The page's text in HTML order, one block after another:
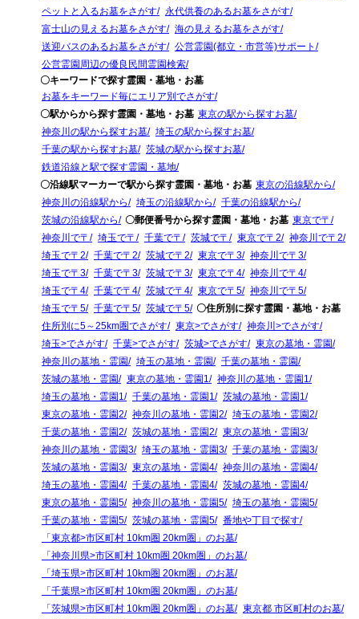
ペットと入るお墓をさがす
永代供養のあるお墓をさがす
富士山の見えるお墓をさがす
海の見えるお墓をさがす
送迎バスのあるお墓をさがす
公営霊園(都立・市営等)サポート
公営霊園周辺の優良民間霊園検索
〇キーワードで探す霊園・墓地・お墓
お墓をキーワード毎にエリア別でさがす
〇駅からから探す霊園・墓地・お墓 東京の駅から探すお墓
神奈川の駅から探すお墓
埼玉の駅から探すお墓
千葉の駅から探すお墓
茨城の駅から探すお墓
鉄道沿線と駅で探す霊園・墓地
〇沿線駅マーカーで駅から探す霊園・墓地・お墓 東京の沿線駅から
神奈川の沿線駅から
埼玉の沿線駅から
千葉の沿線駅から
茨城の沿線駅から
〇郵便番号から探す霊園・墓地・お墓 東京で〒
神奈川で〒
埼玉で〒 千葉で〒 茨城で〒 東京で〒2
神奈川で〒2
埼玉で〒2
千葉で〒2 茨城で〒2 東京で〒3
神奈川で〒3
埼玉で〒3
千葉で〒3 茨城で〒3 東京で〒4
神奈川で〒4
埼玉で〒4
千葉で〒4 茨城で〒4 東京で〒5
神奈川で〒5
埼玉で〒5
千葉で〒5 茨城で〒5
〇住所別に探す霊園・墓地・お墓
住所別に5～25km圏でさがす
東京>でさがす
神奈川>でさがす
埼玉>でさがす
千葉>でさがす 茨城>でさがす
東京の墓地・霊園
神奈川の墓地・霊園
埼玉の墓地・霊園
千葉の墓地・霊園
茨城の墓地・霊園
東京の墓地・霊園1
神奈川の墓地・霊園1
埼玉の墓地・霊園1
千葉の墓地・霊園1
茨城の墓地・霊園1
東京の墓地・霊園2
神奈川の墓地・霊園2
埼玉の墓地・霊園2
千葉の墓地・霊園2
茨城の墓地・霊園2
東京の墓地・霊園3
神奈川の墓地・霊園3
埼玉の墓地・霊園3
千葉の墓地・霊園3
茨城の墓地・霊園3
東京の墓地・霊園4
神奈川の墓地・霊園4
埼玉の墓地・霊園4
千葉の墓地・霊園4
茨城の墓地・霊園4
東京の墓地・霊園5
神奈川の墓地・霊園5
埼玉の墓地・霊園5
千葉の墓地・霊園5
茨城の墓地・霊園5
番地や丁目で探す
「東京都>市区町村 10km圏 20km圏」のお墓
「神奈川県>市区町村 10km圏 20km圏」のお墓
「埼玉県>市区町村 10km圏 20km圏」のお墓
「千葉県>市区町村 10km圏 20km圏」のお墓
「茨城県>市区町村 10km圏 20km圏」のお墓
東京都 市区町村のお墓